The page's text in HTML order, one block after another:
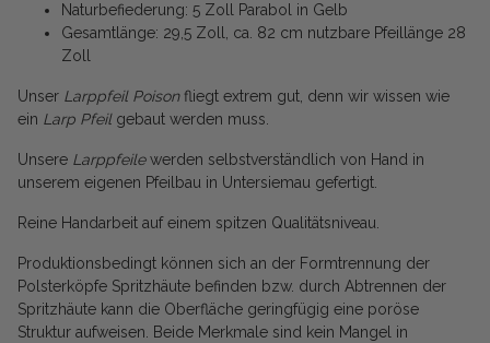
Naturbefiederung: 5 Zoll Parabol in Gelb
Gesamtlänge: 29,5 Zoll, ca. 82 cm nutzbare Pfeillänge 28
Zoll
Unser Larppfeil Poisonfliegt extrem gut, denn wir wissen wie
ein Larp Pfeil gebaut werden muss.
Unsere Larppfeilewerden selbstverständlich von Hand in
unserem eigenen Pfeilbau in Untersiemau gefertigt.
Reine Handarbeit auf einem spitzen Qualitätsniveau.
Produktionsbedingt können sich an der Formtrennung der
Polsterköpfe Spritzhäute befinden bzw. durch Abtrennen der
Spritzhäute kann die Oberfläche geringfügig eine poröse
Struktur aufweisen. Beide Merkmale sind kein Mangel in